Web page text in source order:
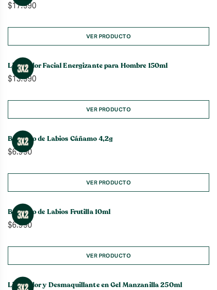
$17.990
VER PRODUCTO
Limpiador Facial Energizante para Hombre 150ml
$13.990
VER PRODUCTO
Bálsamo de Labios Cáñamo 4,2g
$6.990
VER PRODUCTO
Bálsamo de Labios Frutilla 10ml
$6.990
VER PRODUCTO
Limpiador y Desmaquillante en Gel Manzanilla 250ml